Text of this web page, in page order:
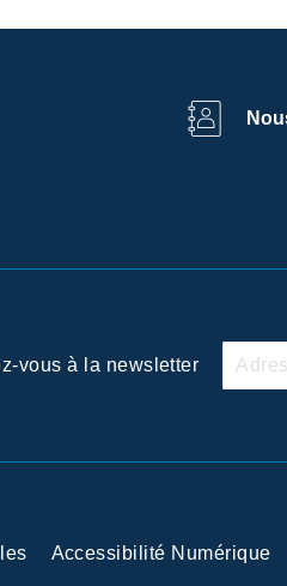
vous à la newsletter
Accessibilité Numérique